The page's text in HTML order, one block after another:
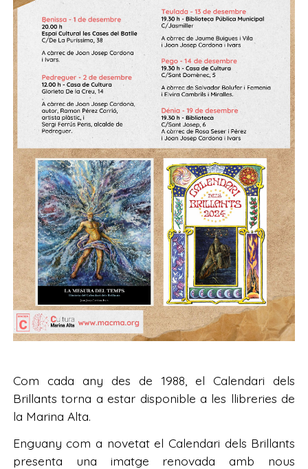
Com cada any des de 1988, el Calendari dels
Brillants torna a estar disponible a les llibreries de
la Marina Alta.
Enguany com a novetat el Calendari dels Brillants
presenta una imatge renovada amb nous